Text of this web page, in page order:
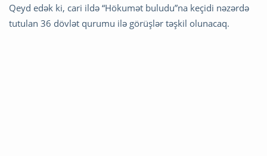
Qeyd edək ki, cari ildə “Hökumət buludu”na keçidi nəzərdə
tutulan 36 dövlət qurumu ilə görüşlər təşkil olunacaq.